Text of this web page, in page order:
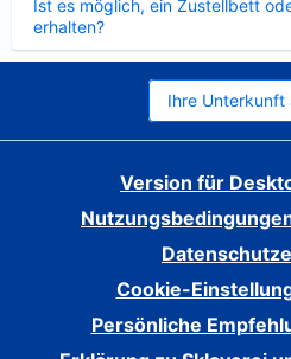
Ist es möglich, ein Zustellbett
erhalten?
Ihre Unterkunft
Version für
Cookie-
Persönliche